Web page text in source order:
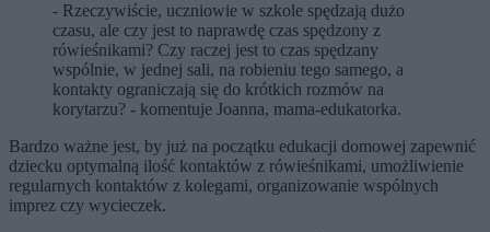
- Rzeczywiście, uczniowie w szkole spędzają dużo
czasu, ale czy jest to naprawdę czas spędzony z
rówieśnikami? Czy raczej jest to czas spędzany
wspólnie, w jednej sali, na robieniu tego samego, a
kontakty ograniczają się do krótkich rozmów na
korytarzu? - komentuje Joanna, mama-edukatorka.
Bardzo ważne jest, by już na początku edukacji domowej zapewnić
dziecku optymalną ilość kontaktów z rówieśnikami, umożliwienie
regularnych kontaktów z kolegami, organizowanie wspólnych
imprez czy wycieczek.